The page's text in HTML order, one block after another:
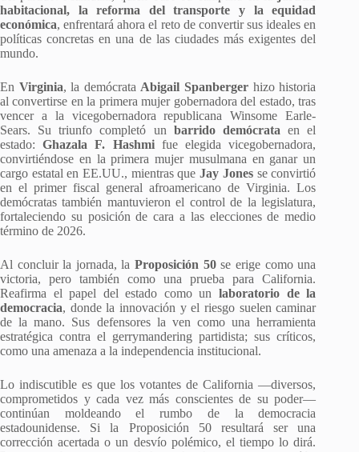
habitacional, la reforma del transporte y la equidad
económica, enfrentará ahora el reto de convertir sus ideales en
políticas concretas en una de las ciudades más exigentes del
mundo.
En Virginia, la demócrata Abigail Spanberger hizo historia
al convertirse en la primera mujer gobernadora del estado, tras
vencer a la vicegobernadora republicana Winsome Earle-
Sears. Su triunfo completó un barrido demócrata en el
estado:Ghazala F. Hashmifue elegida vicegobernadora,
convirtiéndose en la primera mujer musulmana en ganar un
cargo estatal en EE.UU., mientras queJay Jonesse convirtió
en el primer fiscal general afroamericano de Virginia. Los
demócratas también mantuvieron el control de la legislatura,
fortaleciendo su posición de cara a las elecciones de medio
término de 2026.
Al concluir la jornada, laProposición 50se erige como una
victoria, pero también como una prueba para California.
Reafirma el papel del estado como unlaboratorio de la
democracia, donde la innovación y el riesgo suelen caminar
de la mano. Sus defensores la ven como una herramienta
estratégica contra el gerrymandering partidista; sus críticos,
como una amenaza a la independencia institucional.
Lo indiscutible es que los votantes de California —diversos,
comprometidos y cada vez más conscientes de su poder—
continúan moldeando el rumbo de la democracia
estadounidense. Si la Proposición 50 resultará ser una
corrección acertada o un desvío polémico, el tiempo lo dirá.